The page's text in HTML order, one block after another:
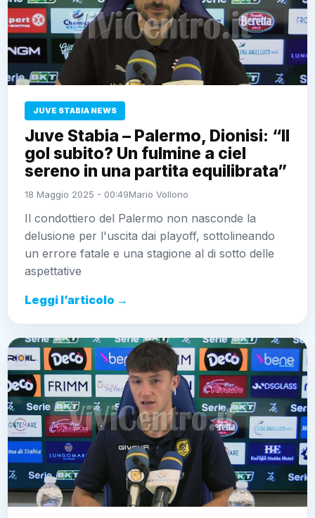
JUVE STABIA NEWS
Juve Stabia – Palermo, Dionisi: “Il
gol subito? Un fulmine a ciel
sereno in una partita equilibrata”
18 Maggio 2025 - 00:49Mario Vollono
Il condottiero del Palermo non nasconde la
delusione per l'uscita dai playoff, sottolineando
un errore fatale e una stagione al di sotto delle
aspettative
Leggi l’articolo →